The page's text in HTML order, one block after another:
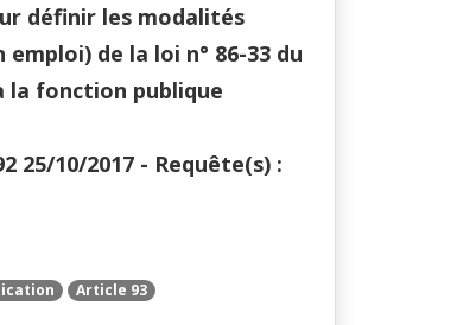
définir les modalités
de la loi n° 86-33 du
la fonction publique
25/10/2017 - Requête(s) :
Article 93